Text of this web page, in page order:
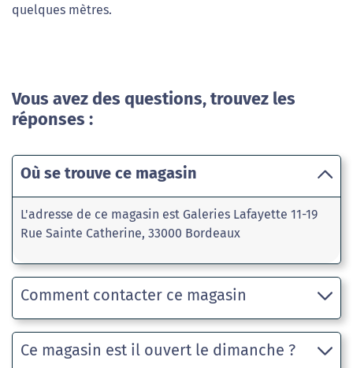
quelques mètres.
Vous avez des questions, trouvez les
réponses :
Où se trouve ce magasin
L'adresse de ce magasin est Galeries Lafayette 11-19
Rue Sainte Catherine, 33000 Bordeaux
Comment contacter ce magasin
Ce magasin est il ouvert le dimanche ?